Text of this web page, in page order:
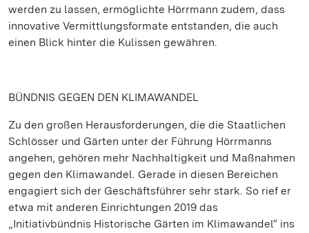
werden zu lassen, ermöglichte Hörrmann zudem, dass
innovative Vermittlungsformate entstanden, die auch
einen Blick hinter die Kulissen gewähren.
BÜNDNIS GEGEN DEN KLIMAWANDEL
Zu den großen Herausforderungen, die die Staatlichen
Schlösser und Gärten unter der Führung Hörrmanns
angehen, gehören mehr Nachhaltigkeit und Maßnahmen
gegen den Klimawandel. Gerade in diesen Bereichen
engagiert sich der Geschäftsführer sehr stark. So rief er
etwa mit anderen Einrichtungen 2019 das
„Initiativbündnis Historische Gärten im Klimawandel“ ins